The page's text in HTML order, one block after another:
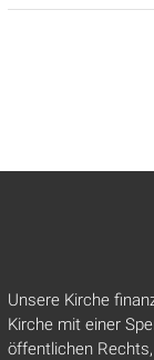
Unsere Kirche
Kirche mit einer
öffentlichen Rechts,